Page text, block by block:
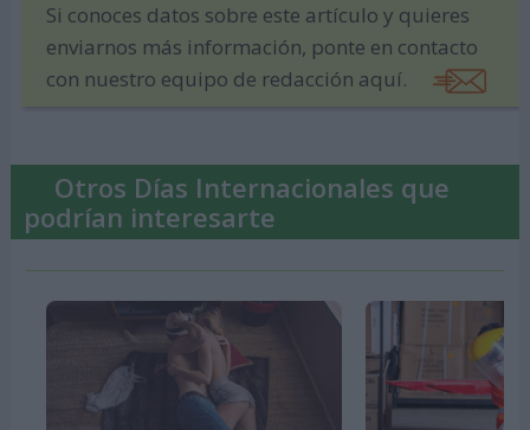
Si conoces datos sobre este artículo y quieres
enviarnos más información, ponte en contacto
con nuestro equipo de redacción aquí.
Otros Días Internacionales que
podrían interesarte